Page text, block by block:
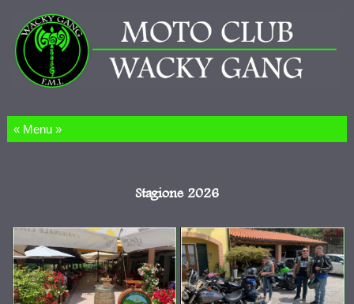
Salta al contenuto
Stagione 2026